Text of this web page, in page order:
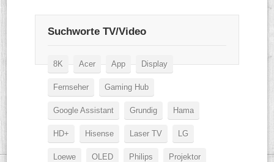
Suchworte TV/Video
8K Acer App Display
Fernseher Gaming Hub
Google Assistant Grundig Hama
HD+ Hisense Laser TV LG
Loewe OLED Philips Projektor